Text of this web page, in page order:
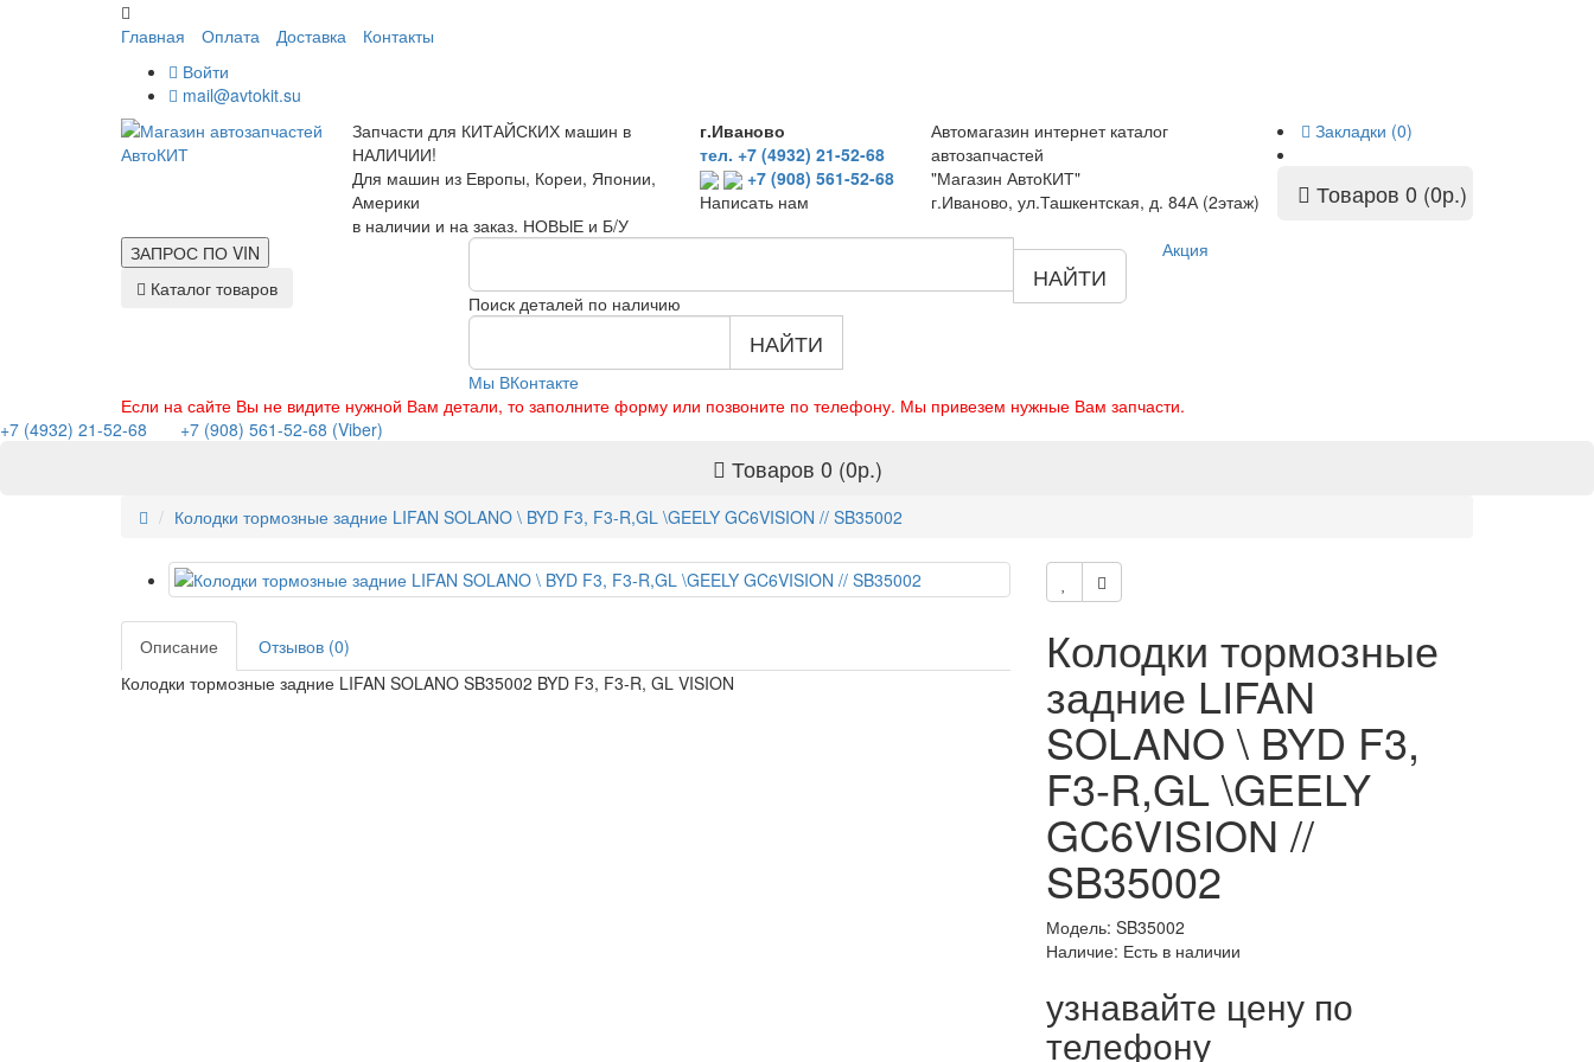
Главная Оплата Доставка
Контакты
Войти
mail@avtokit.su
Запчасти для КИТАЙСКИХ машин в
НАЛИЧИИ!
Для машин из Европы, Кореи, Японии,
Америки
в наличии и на заказ. НОВЫЕ и Б/У
г.Иваново
тел. +7 (4932) 21-52-68
+7 (908) 561-52-68
Написать нам
Автомагазин интернет каталог
автозапчастей
"Магазин АвтоКИТ"
г.Иваново, ул.Ташкентская, д. 84А (2этаж)
Закладки (0)
Товаров 0 (0р.)
ЗАПРОС ПО VIN
Каталог товаров
Поиск деталей по наличию
НАЙТИ
НАЙТИ
Мы ВКонтакте
Акция
Если на сайте Вы не видите нужной Вам детали, то заполните форму или позвоните по телефону. Мы привезем нужные Вам запчасти.
+7 (4932) 21-52-68
+7 (908) 561-52-68 (Viber)
Товаров 0 (0р.)
Колодки тормозные задние LIFAN SOLANO \ BYD F3, F3-R,GL \GEELY GC6VISION // SB35002
Описание
Отзывов (0)
Колодки тормозные задние LIFAN SOLANO SB35002 BYD F3, F3-R, GL VISION
Колодки тормозные
задние LIFAN
SOLANO \ BYD F3,
F3-R,GL \GEELY
GC6VISION //
SB35002
Модель: SB35002
Наличие: Есть в наличии
узнавайте цену по
телефону